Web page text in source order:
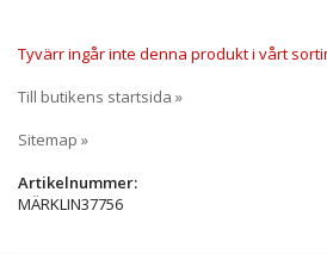
Tyvärr ingår inte denna produkt i vårt
Till butikens startsida »
Sitemap »
Artikelnummer:
MÄRKLIN37756